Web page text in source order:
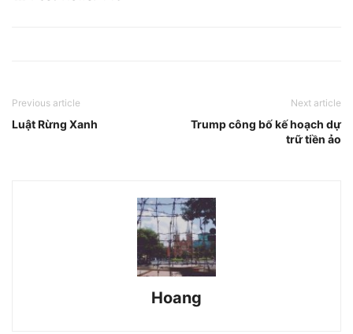
Previous article
Luật Rừng Xanh
Next article
Trump công bố kế hoạch dự
trữ tiền ảo
Hoang